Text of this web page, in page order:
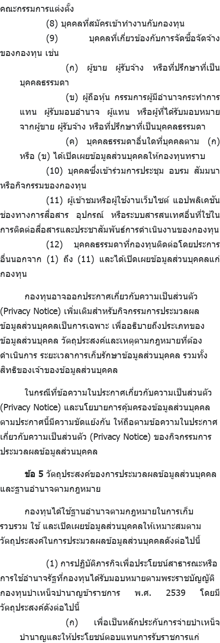
คณะกรรมการแต่งตั้ง
บุคคลที่สมัครเข้าทำงานกับกองทุน
บุคคลที่เกี่ยวข้องกับการจัดซื้อจัดจ้าง
ของกองทุน เช่น
(ก) ผู้ขาย ผู้รับจ้าง หรือที่ปรึกษาที่เป็น
บุคคลธรรมดา
(ข) ผู้ถือหุ้น กรรมการผู้มีอำนาจกระทำการ
แทน ผู้รับมอบอำนาจ ผู้แทน หรือผู้ที่ได้รับมอบหมาย
จากผู้ขาย ผู้รับจ้าง หรือที่ปรึกษาที่เป็นบุคคลธรรมดา
(ค) บุคคลธรรมดาอื่นใดที่บุคคลตาม (ก)
หรือ (ข) ได้เปิดเผยข้อมูลส่วนบุคคลให้กองทุนทราบ
บุคคลซึ่งเข้าร่วมการประชุม อบรม สัมมนา
หรือกิจกรรมของกองทุน
ผู้เข้าชมหรือผู้ใช้งานเว็บไซต์ แอปพลิเคชัน
ช่องทางการสื่อสาร อุปกรณ์ หรือระบบสารสนเทศอื่นที่ใช้ใน
การติดต่อสื่อสารและประชาสัมพันธ์การดำเนินงานของกองทุน
บุคคลธรรมดาที่กองทุนติดต่อโดยประการ
อื่นนอกจาก (1) ถึง (11) และได้เปิดเผยข้อมูลส่วนบุคคลแก่
กองทุน
กองทุนอาจออกประกาศเกี่ยวกับความเป็นส่วนตัว
(Privacy Notice) เพิ่มเติมสำหรับกิจกรรมการประมวลผล
ข้อมูลส่วนบุคคลเป็นการเฉพาะ เพื่ออธิบายถึงประเภทของ
ข้อมูลส่วนบุคคล วัตถุประสงค์และเหตุตามกฎหมายที่ต้อง
ดำเนินการ ระยะเวลาการเก็บรักษาข้อมูลส่วนบุคคล รวมทั้ง
สิทธิของเจ้าของข้อมูลส่วนบุคคล
ในกรณีที่ข้อความในประกาศเกี่ยวกับความเป็นส่วนตัว
(Privacy Notice) และนโยบายการคุ้มครองข้อมูลส่วนบุคคล
ตามประกาศนี้มีความขัดแย้งกัน ให้ถือตามข้อความในประกาศ
เกี่ยวกับความเป็นส่วนตัว (Privacy Notice) ของกิจกรรมการ
ประมวลผลข้อมูลส่วนบุคคล
ข้อ 5 วัตถุประสงค์ของการประมวลผลข้อมูลส่วนบุคคล
และฐานอำนาจตามกฎหมาย
กองทุนได้ใช้ฐานอำนาจตามกฎหมายในการเก็บ
รวบรวม ใช้ และเปิดเผยข้อมูลส่วนบุคคลให้เหมาะสมตาม
วัตถุประสงค์ในการประมวลผลข้อมูลส่วนบุคคลดังต่อไปนี้
การปฏิบัติภารกิจเพื่อประโยชน์สาธารณะหรือ
การใช้อำนาจรัฐที่กองทุนได้รับมอบหมายตามพระราชบัญญัติ
กองทุนบำเหน็จบำนาญข้าราชการ พ.ศ. 2539 โดยมี
วัตถุประสงค์ดังต่อไปนี้
(ก) เพื่อเป็นหลักประกันการจ่ายบำเหน็จ
บำนาญและให้ประโยชน์ตอบแทนการรับราชการแก่